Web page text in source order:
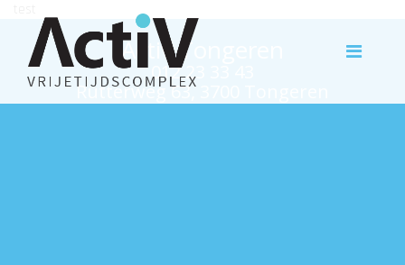
Activ Tongeren
012 23 33 43
Rutterweg 63, 3700 Tongeren